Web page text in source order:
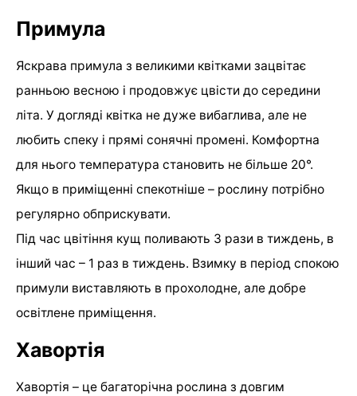
Примула
Яскрава примула з великими квітками зацвітає
ранньою весною і продовжує цвісти до середини
літа. У догляді квітка не дуже вибаглива, але не
любить спеку і прямі сонячні промені. Комфортна
для нього температура становить не більше 20°.
Якщо в приміщенні спекотніше – рослину потрібно
регулярно обприскувати.
Під час цвітіння кущ поливають 3 рази в тиждень, в
інший час – 1 раз в тиждень. Взимку в період спокою
примули виставляють в прохолодне, але добре
освітлене приміщення.
Хавортія
Хавортія – це багаторічна рослина з довгим